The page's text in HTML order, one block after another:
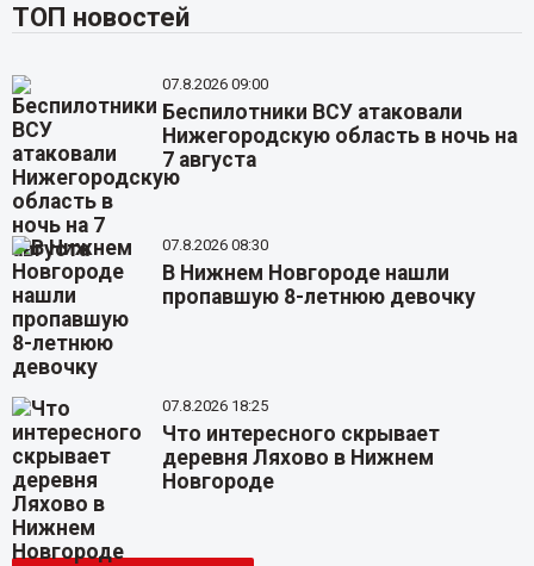
ТОП новостей
07.8.2026 09:00
Беспилотники ВСУ атаковали
Нижегородскую область в ночь на
7 августа
07.8.2026 08:30
В Нижнем Новгороде нашли
пропавшую 8-летнюю девочку
07.8.2026 18:25
Что интересного скрывает
деревня Ляхово в Нижнем
Новгороде